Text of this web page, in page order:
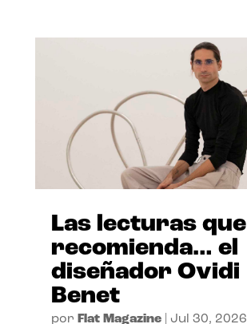
Las lecturas que
recomienda… el
diseñador Ovidi
Benet
por Flat Magazine| Jul 30, 2026